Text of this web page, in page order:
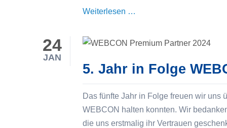
Weiterlesen …
Rechnungspflicht
–
Sie
Ihren
digitalen
24
JAN
5. Jahr in Folge
Das fünfte Jahr in Folge freuen wir uns
WEBCON halten konnten. Wir
die uns erstmalig ihr Vertrauen